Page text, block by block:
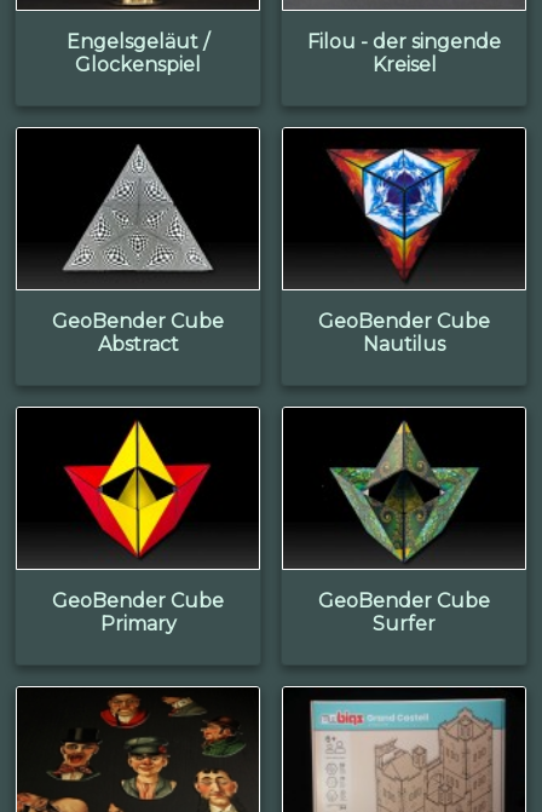
Engelsgeläut /
Glockenspiel
Filou - der singende
Kreisel
GeoBender Cube
Abstract
GeoBender Cube
Nautilus
GeoBender Cube
Primary
GeoBender Cube
Surfer